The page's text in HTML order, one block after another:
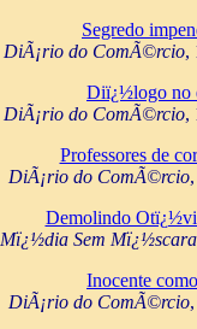
Segredo
DiÃ¡rio do ComÃ©rcio,
Diï¿½logo no
DiÃ¡rio do ComÃ©rcio,
Professores de
DiÃ¡rio do ComÃ©rcio,
Demolindo
Mï¿½dia Sem Mï¿½scara
Inocente
DiÃ¡rio do ComÃ©rcio,